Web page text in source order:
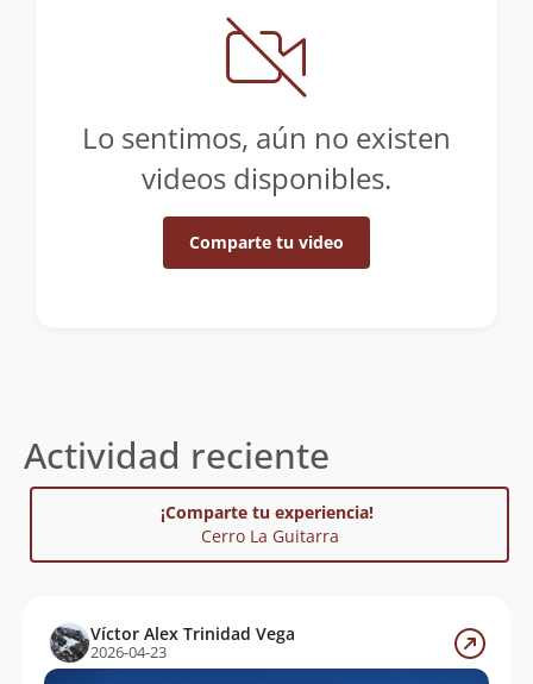
Lo sentimos, aún no existen
videos disponibles.
Comparte tu video
Actividad reciente
¡Comparte tu experiencia!
Cerro La Guitarra
Víctor Alex Trinidad Vega
2026-04-23